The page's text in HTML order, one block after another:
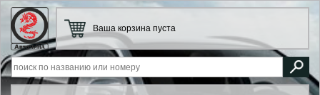
Ваша корзина пуста